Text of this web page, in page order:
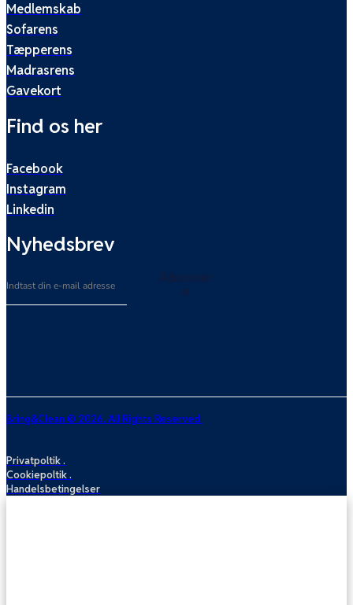
Medlemskab
Sofarens
Tæpperens
Madrasrens
Gavekort
Find os her
Facebook
Instagram
Linkedin
Nyhedsbrev
Bring&Clean © 2026. All Rights Reserved.
Privatpoltik .
Cookiepoltik .
Handelsbetingelser